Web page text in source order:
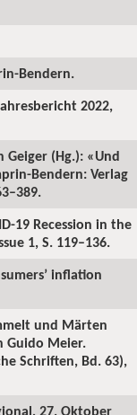
Bendern.
2022,
(Hg.): «Und
Bendern: Verlag
19 Recession in the
1, S. 119–136.
inflation
und Märten
Guido Meier.
Schriften, Bd. 63),
27. Oktober